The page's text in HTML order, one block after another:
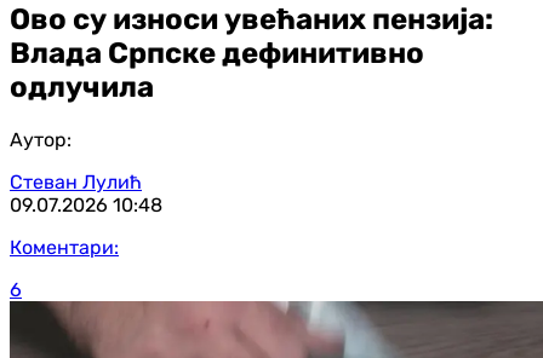
Ово су износи увећаних пензија:
Влада Српске дефинитивно
одлучила
Аутор:
Стеван Лулић
09.07.2026 10:48
Коментари:
6